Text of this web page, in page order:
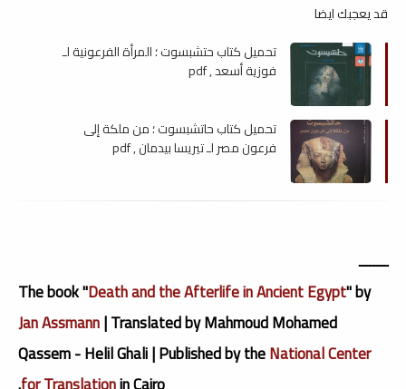
قد يعجبك ايضا
تحميل كتاب حتشبسوت ؛ المرأة الفرعونية لـ
فوزية أسعد , pdf
تحميل كتاب حاتشبسوت ؛ من ملكة إلى
فرعون مصر لـ تيريسا بيدمان , pdf
ــــــــ
The book "Death and the Afterlife in Ancient Egypt" by
Jan Assmann| Translated by Mahmoud Mohamed
Qassem - Helil Ghali | Published by theNational Center